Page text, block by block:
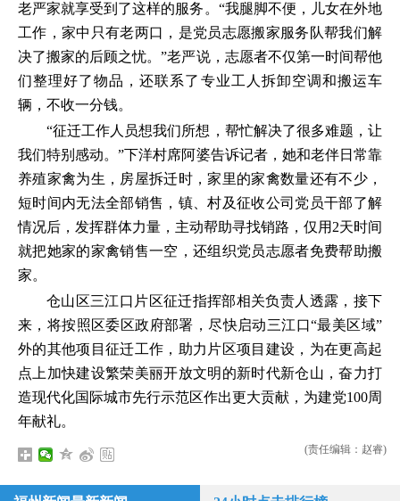
老严家就享受到了这样的服务。“我腿脚不便，儿女在外地
工作，家中只有老两口，是党员志愿搬家服务队帮我们解
决了搬家的后顾之忧。”老严说，志愿者不仅第一时间帮他
们整理好了物品，还联系了专业工人拆卸空调和搬运车
辆，不收一分钱。
“征迁工作人员想我们所想，帮忙解决了很多难题，让
我们特别感动。”下洋村席阿婆告诉记者，她和老伴日常靠
养殖家禽为生，房屋拆迁时，家里的家禽数量还有不少，
短时间内无法全部销售，镇、村及征收公司党员干部了解
情况后，发挥群体力量，主动帮助寻找销路，仅用2天时间
就把她家的家禽销售一空，还组织党员志愿者免费帮助搬
家。
仓山区三江口片区征迁指挥部相关负责人透露，接下
来，将按照区委区政府部署，尽快启动三江口“最美区域”
外的其他项目征迁工作，助力片区项目建设，为在更高起
点上加快建设繁荣美丽开放文明的新时代新仓山，奋力打
造现代化国际城市先行示范区作出更大贡献，为建党100周
年献礼。
(责任编辑：赵睿)